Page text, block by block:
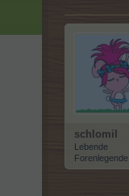
schlomil
Lebende
Forenlegende